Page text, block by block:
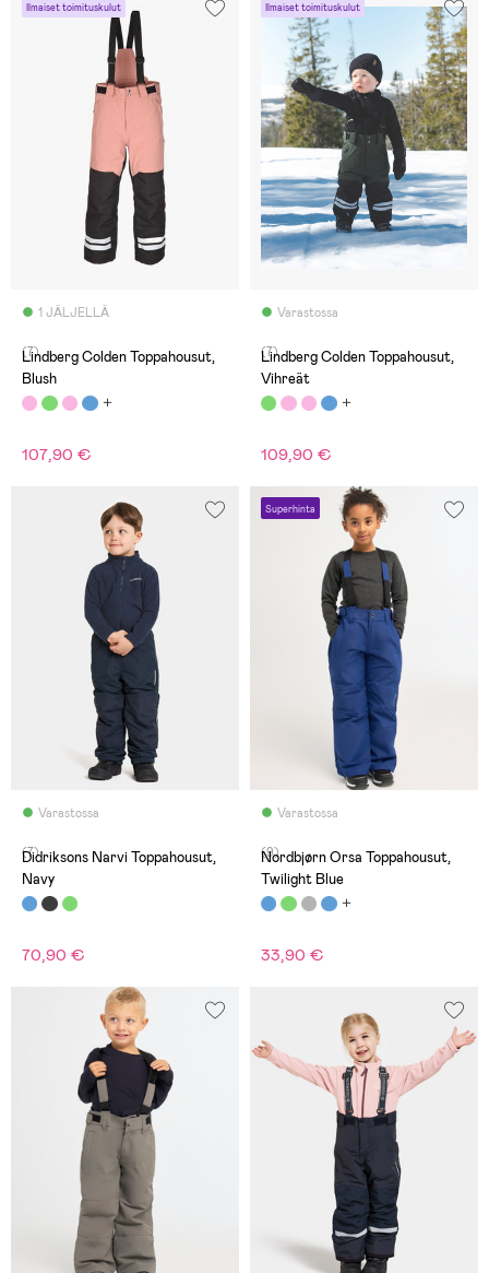
Ilmaiset toimituskulut
1 JÄLJELLÄ
(7)
Lindberg Colden Toppahousut,
Blush
107,90 €
Ilmaiset toimituskulut
Varastossa
(7)
Lindberg Colden Toppahousut,
Vihreät
109,90 €
Varastossa
(7)
Didriksons Narvi Toppahousut,
Navy
70,90 €
Superhinta
Varastossa
(9)
Nordbjørn Orsa Toppahousut,
Twilight Blue
33,90 €